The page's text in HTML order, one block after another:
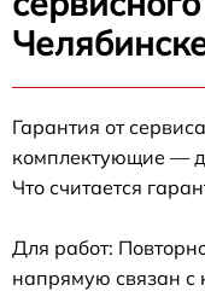
Гарантия от
комплектующие —
Что считается
Для работ:
напрямую связан с